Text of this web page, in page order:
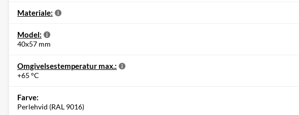
Materiale:
Model:
40x57 mm
Omgivelsestemperatur max.:
+65 °C
Farve:
Perlehvid (RAL 9016)